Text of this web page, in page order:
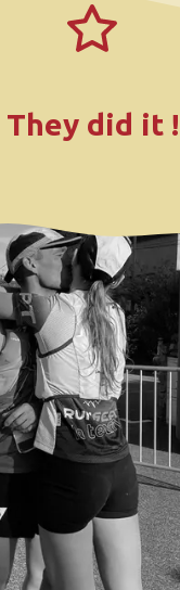
They did it !